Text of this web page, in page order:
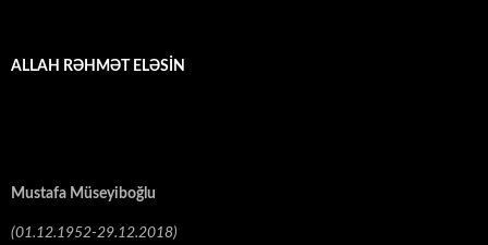
ALLAH RƏHMƏT ELƏSİN
Mustafa Müseyiboğlu
(01.12.1952-29.12.2018)